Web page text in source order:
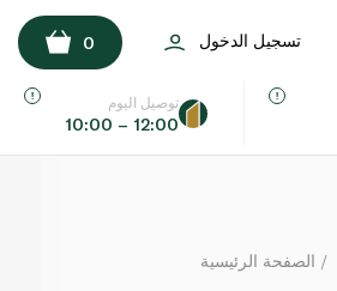
تسجيل الدخول 0
توصيل اليوم
10:00 – 12:00
الصفحة الرئيسية